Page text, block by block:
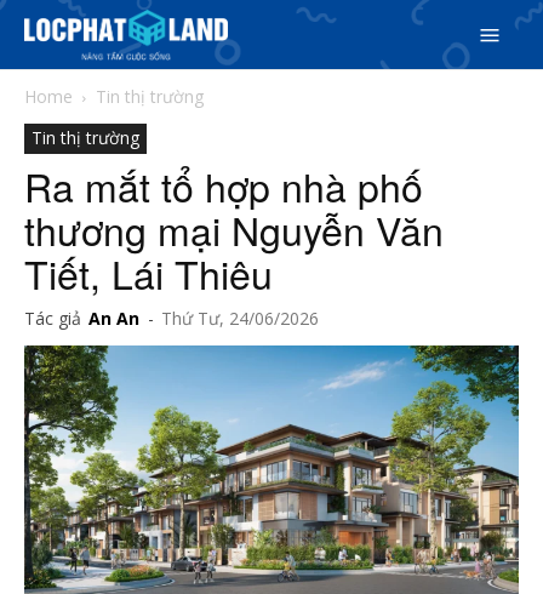
Search
5/5(36 Reviews)
Phiên bản cập nhật V3
& tìm kiếm nhanh chóng hơn
Trang chủ
Dự án
Mua bán
Home
Tin thị trường
Tin thị trường
Ra mắt tổ hợp nhà phố
thương mại Nguyễn Văn
Tiết, Lái Thiêu
Tác giả An An - Thứ Tư, 24/06/2026